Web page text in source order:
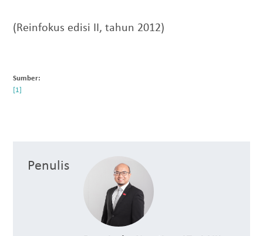
(Reinfokus edisi II, tahun 2012)
Sumber:
Penulis